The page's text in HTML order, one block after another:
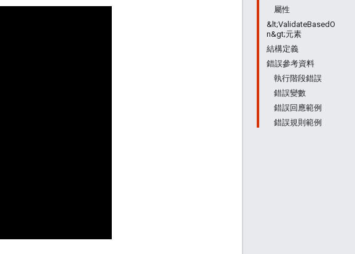
屬性
&lt;ValidateBasedO
n&gt;元素
結構定義
錯誤參考資料
執行階段錯誤
錯誤變數
錯誤回應範例
錯誤規則範例